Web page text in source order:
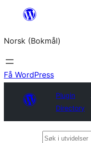
Hopp
innhold
Norsk (Bokmål)
Få WordPress
Plugin
Directory
Søk